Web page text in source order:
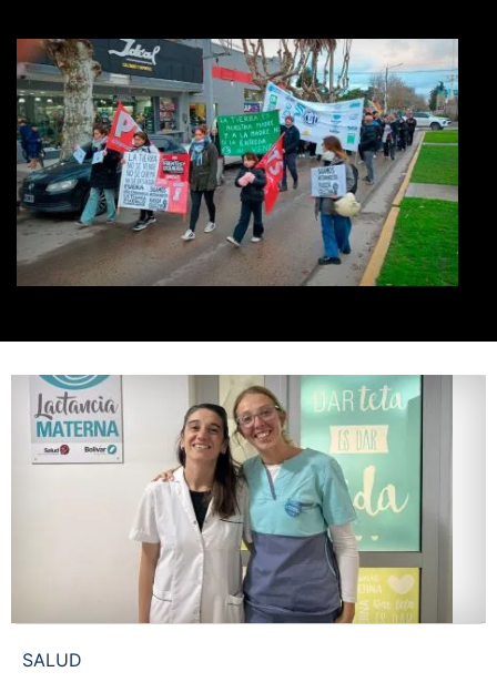
SALUD